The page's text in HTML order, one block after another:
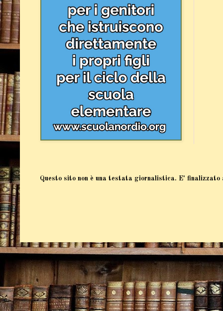
Questo sito non è una testata giornalistica. E'